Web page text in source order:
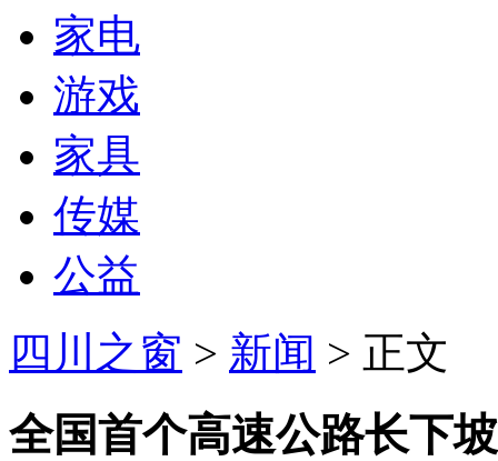
家电
游戏
家具
传媒
公益
四川之窗 > 新闻 > 正文
全国首个高速公路长下